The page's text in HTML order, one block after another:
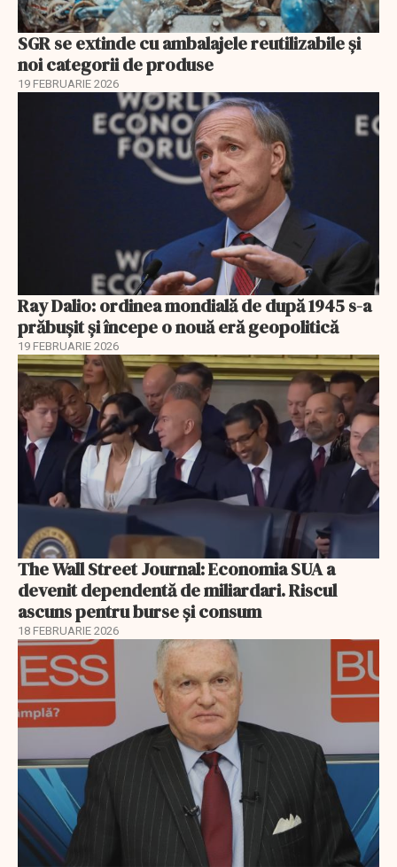
SGR se extinde cu ambalajele reutilizabile și
noi categorii de produse
19 FEBRUARIE 2026
Ray Dalio: ordinea mondială de după 1945 s-a
prăbușit și începe o nouă eră geopolitică
19 FEBRUARIE 2026
The Wall Street Journal: Economia SUA a
devenit dependentă de miliardari. Riscul
ascuns pentru burse și consum
18 FEBRUARIE 2026
EXCLUSIV